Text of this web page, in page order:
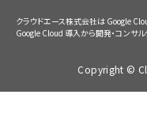
クラウドエース株式会社は Google
Google Cloud 導入から開発・コンサル
Copyright ©